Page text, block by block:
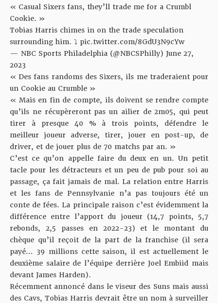
« Casual Sixers fans, they’ll trade me for a Crumbl
Cookie. »
Tobias Harris chimes in on the trade speculation
surrounding him. ⤵️ pic.twitter.com/8GdU3N9cYw
— NBC Sports Philadelphia (@NBCSPhilly) June 27,
2023
« Des fans randoms des Sixers, ils me traderaient pour
un Cookie au Crumble »
« Mais en fin de compte, ils doivent se rendre compte
qu’ils ne récupèreront pas un ailier de 2m05, qui peut
tirer à presque 40 % à trois points, défendre le
meilleur joueur adverse, tirer, jouer en post-up, de
driver, et de jouer plus de 70 matchs par an. »
C’est ce qu’on appelle faire du deux en un. Un petit
tacle pour les détracteurs et un peu de pub pour soi au
passage, ça fait jamais de mal. La relation entre Harris
et les fans de Pennsylvanie n’a pas toujours été un
conte de fées. La principale raison c’est évidemment la
différence entre l’apport du joueur (14,7 points, 5,7
rebonds, 2,5 passes en 2022-23) et le montant du
chèque qu’il reçoit de la part de la franchise (il sera
payé… 39 millions cette saison, il est actuellement le
deuxième salaire de l’équipe derrière Joel Embiid mais
devant James Harden).
Récemment annoncé dans le viseur des Suns mais aussi
des Cavs, Tobias Harris devrait être un nom à surveiller